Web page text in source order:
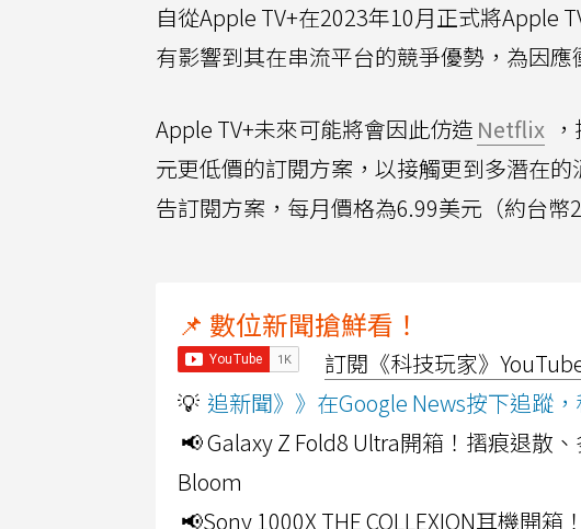
自從Apple TV+在2023年10月正式將Apple
有影響到其在串流平台的競爭優勢，為因
Apple TV+未來可能將會因此仿造 Netflix
元更低價的訂閱方案，以接觸更到多潛在
告訂閱方案，每月價格為6.99美元（約台幣
📌 數位新聞搶鮮看！
訂閱《科技玩家》
💡 追新聞》》在Google News按下追蹤
📢 Galaxy Z Fold8 Ultra開箱！摺痕退散
Bloom
📢Sony 1000X THE COLLEXION耳機開